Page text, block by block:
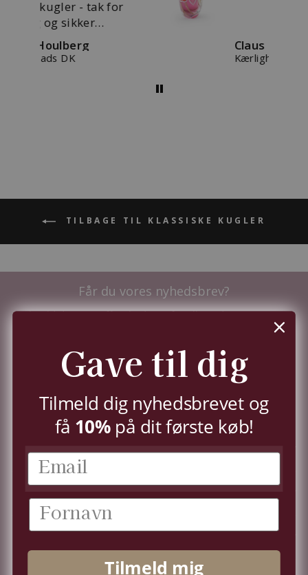
Kærlighed & omsorg kugle
TILBAGE TIL KLASSISKE KUGLER
Får du vores nyhedsbrev?
Tilmeld dig nu og få nyhederne før alle andre - samt10%
persondatapolitik.
TILMELD
OM OS
Gave til dig
Tilmeld dig nyhedsbrevet og
få 10%på dit første køb!
Tilmeld mig